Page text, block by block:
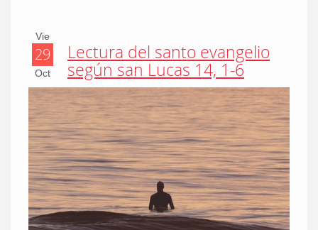
Vie
29
Oct
Lectura del santo evangelio
según san Lucas 14, 1-6